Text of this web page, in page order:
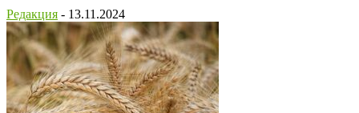
Редакция - 13.11.2024